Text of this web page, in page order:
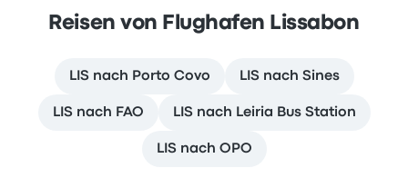
Reisen von Flughafen Lissabon
LIS nach Porto Covo LIS nach Sines
LIS nach FAO LIS nach Leiria Bus Station
LIS nach OPO